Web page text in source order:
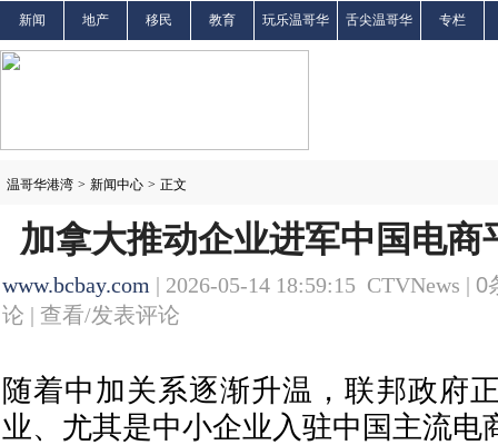
新闻 地产 移民 教育 玩乐温哥华 舌尖温哥华 专栏
温哥华港湾 > 新闻中心 > 正文
加拿大推动企业进军中国电商
www.bcbay.com | 2026-05-14 18:59:15 CTVNews | 0
论 | 查看/发表评论
随着中加关系逐渐升温，联邦政府
业、尤其是中小企业入驻中国主流电